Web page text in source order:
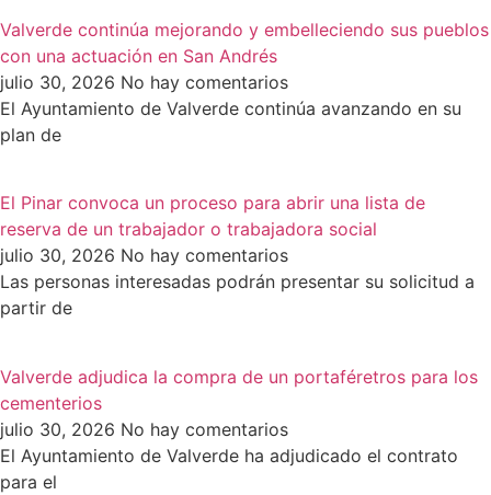
Valverde continúa mejorando y embelleciendo sus pueblos
con una actuación en San Andrés
julio 30, 2026 No hay comentarios
El Ayuntamiento de Valverde continúa avanzando en su
plan de
El Pinar convoca un proceso para abrir una lista de
reserva de un trabajador o trabajadora social
julio 30, 2026 No hay comentarios
Las personas interesadas podrán presentar su solicitud a
partir de
Valverde adjudica la compra de un portaféretros para los
cementerios
julio 30, 2026 No hay comentarios
El Ayuntamiento de Valverde ha adjudicado el contrato
para el